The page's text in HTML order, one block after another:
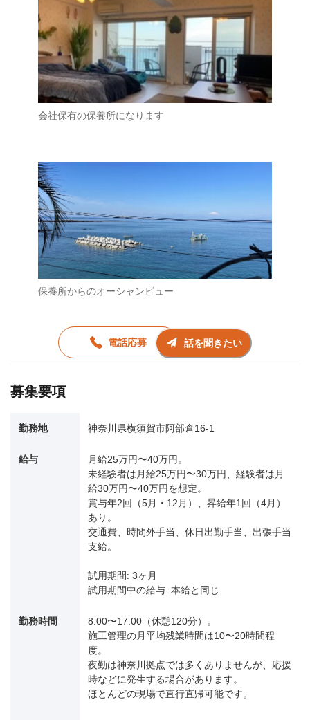
会社保有の保養所になります
保養所からのオーシャンビュー
電話応募 話を聞きたい
募集要項
勤務地 神奈川県横須賀市阿部倉16-1
給与
月給25万円〜40万円。
未経験者は月給25万円〜30万円、経験者は月
給30万円〜40万円を想定。
賞与年2回（5月・12月）、昇給年1回（4月）
あり。
交通費、時間外手当、休日出勤手当、出張手当
支給。
試用期間: 3ヶ月
試用期間中の給与: 本給と同じ
勤務時間
8:00〜17:00（休憩120分）。
施工管理の月平均残業時間は10〜20時間程
度。
夜勤は神奈川拠点では多くありませんが、応援
時などに発生する場合があります。
ほとんどの現場で直行直帰可能です。